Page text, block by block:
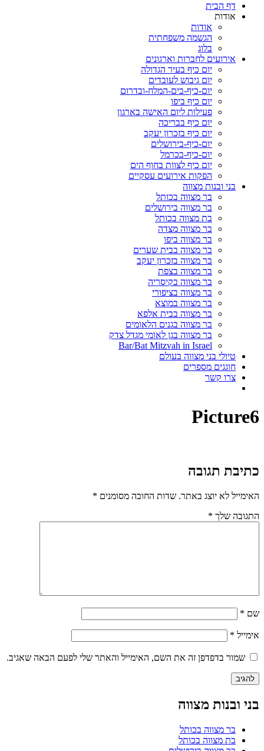
דף הבית
אודות
אודות
הגשמה משפחתית
בלוג
אירועים לחברות וארגונים
יום כיף בעיר הגדולה
יום גיבוש לעובדים
יום-כיף-בים-המלח-ובדרום
יום כיף ביפו
פעילות ליום האישה בארגון
יום כיף בבריכה
יום כיף בזכרון יעקב
יום-כיף-בירושלים
יום-כיף-בכרמל
יום כיף לצוות בחוף הים
הפקות אירועים עסקיים
בני ובנות מצווה
בר מצווה בכותל
בר מצווה בירושלים
בת מצווה בכותל
בר מצווה מצדה
בר מצווה ביפו
בר מצווה בבית שערים
בר מצווה בזכרון יעקב
בר מצווה בצפת
בר מצווה בקיסריה
בר מצווה בציפורי
בר מצווה במוצא
בר מצווה בבית אלפא
בר מצווה בגנים הלאומים
בר מצווה בגן לאומי מגדל צדק
Bar/Bat Mitzvah in Israel
טיולי בני מצווה בעולם
חוגגים מספרים
צרו קשר
Picture6
כתיבת תגובה
האימייל לא יוצג באתר. שדות החובה מסומנים *
התגובה שלך *
שם *
אימייל *
שמור בדפדפן זה את השם, האימייל והאתר שלי לפעם הבאה שאגיב.
בני ובנות מצווה
בר מצווה בכותל
בת מצווה בכותל